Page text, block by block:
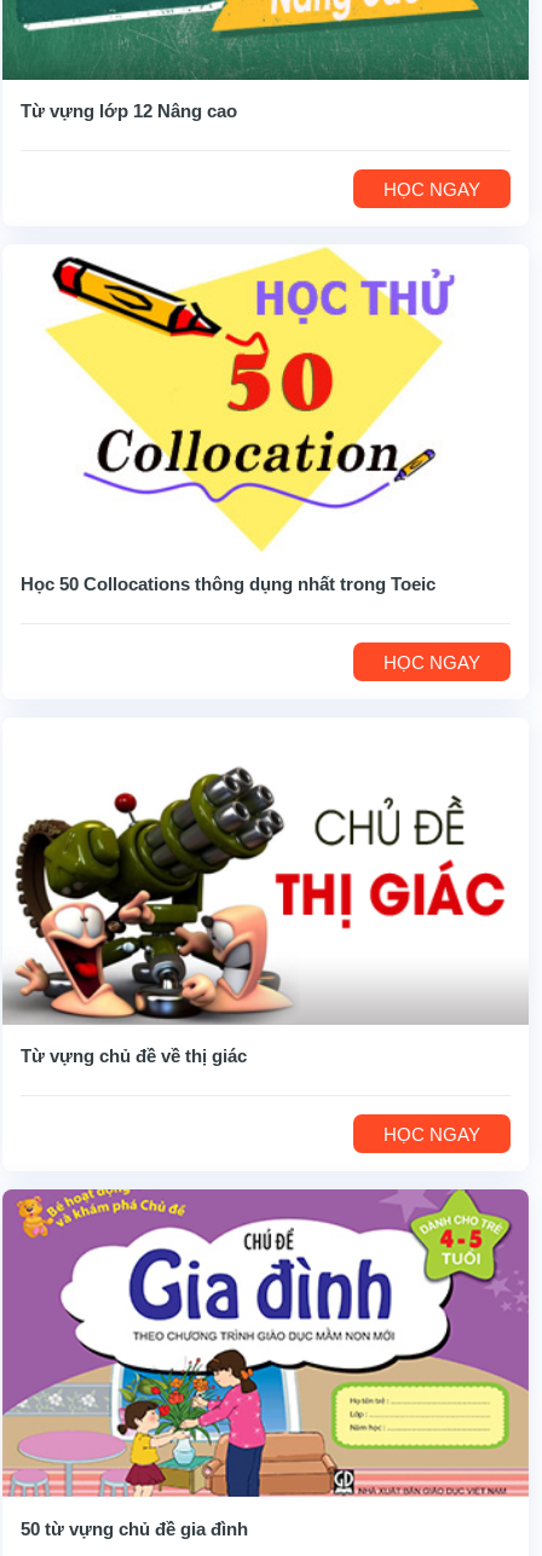
Từ vựng lớp 12 Nâng cao
HỌC NGAY
Học 50 Collocations thông dụng nhất trong Toeic
HỌC NGAY
Từ vựng chủ đề về thị giác
HỌC NGAY
50 từ vựng chủ đề gia đình